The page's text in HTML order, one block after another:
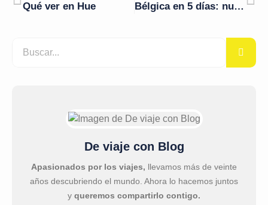
Qué ver en Hue Bélgica en 5 días: nuestro itinerario
De viaje con Blog
Apasionados por los viajes, llevamos más de veinte
años descubriendo el mundo. Ahora lo hacemos juntos
y queremos compartirlo contigo.